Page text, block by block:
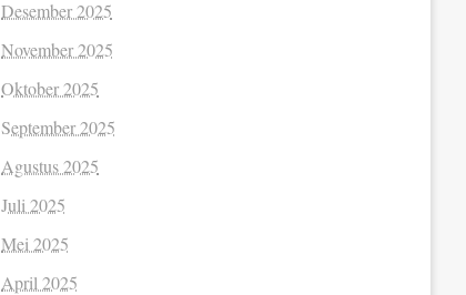
Desember 2025
November 2025
Oktober 2025
September 2025
Agustus 2025
Juli 2025
Mei 2025
April 2025